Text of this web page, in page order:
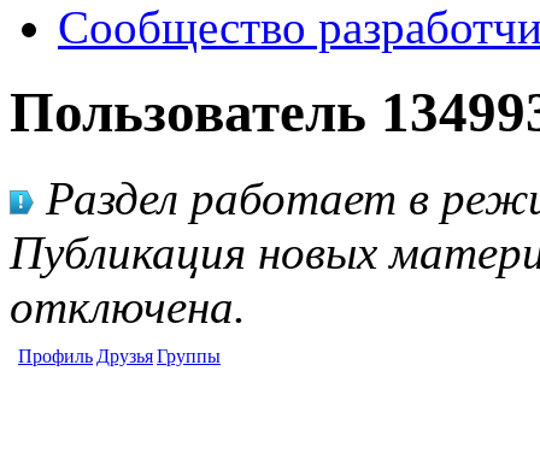
Сообщество
Пользователь
Раздел работает в
Публикация новых
отключена.
Профиль ДрузьяГруппы